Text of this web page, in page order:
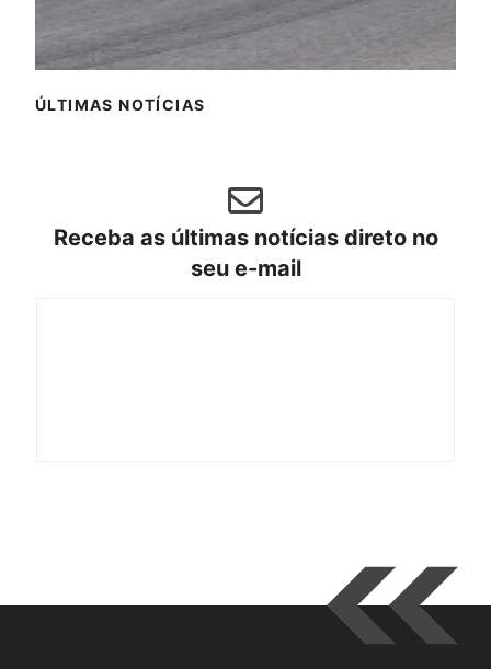
ÚLTIMAS NOTÍCIAS
Receba as últimas notícias direto no
seu e-mail